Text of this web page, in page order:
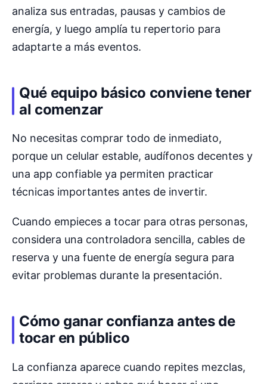
analiza sus entradas, pausas y cambios de
energía, y luego amplía tu repertorio para
adaptarte a más eventos.
Qué equipo básico conviene tener
al comenzar
No necesitas comprar todo de inmediato,
porque un celular estable, audífonos decentes y
una app confiable ya permiten practicar
técnicas importantes antes de invertir.
Cuando empieces a tocar para otras personas,
considera una controladora sencilla, cables de
reserva y una fuente de energía segura para
evitar problemas durante la presentación.
Cómo ganar confianza antes de
tocar en público
La confianza aparece cuando repites mezclas,